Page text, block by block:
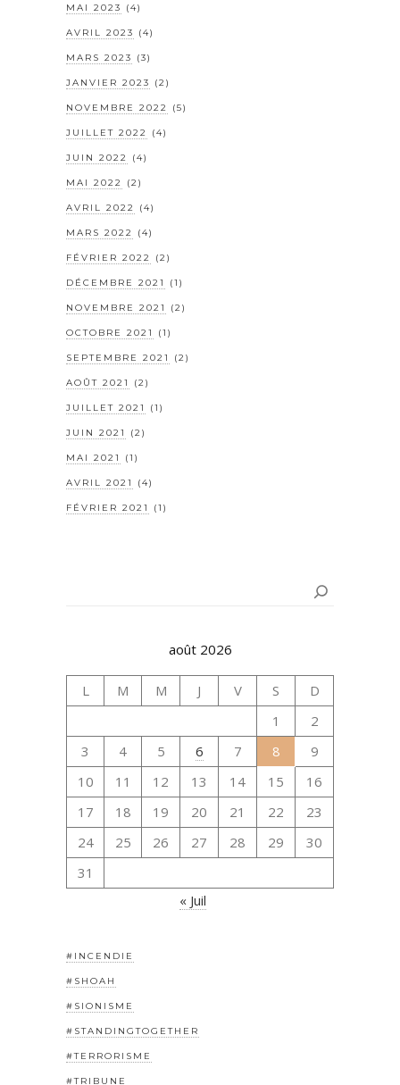
MAI 2023 (4)
AVRIL 2023 (4)
MARS 2023 (3)
JANVIER 2023 (2)
NOVEMBRE 2022 (5)
JUILLET 2022 (4)
JUIN 2022 (4)
MAI 2022 (2)
AVRIL 2022 (4)
MARS 2022 (4)
FÉVRIER 2022 (2)
DÉCEMBRE 2021 (1)
NOVEMBRE 2021 (2)
OCTOBRE 2021 (1)
SEPTEMBRE 2021 (2)
AOÛT 2021 (2)
JUILLET 2021 (1)
JUIN 2021 (2)
MAI 2021 (1)
AVRIL 2021 (4)
FÉVRIER 2021 (1)
août 2026
L M M J V S
D
1
2
3
4 5 6 7 8
9
10
11 12 13 14 15
16
17
18 19 20 21 22
23
24
25 26 27 28 29
30
31
« Juil
#INCENDIE
#SHOAH
#SIONISME
#STANDINGTOGETHER
#TERRORISME
#TRIBUNE